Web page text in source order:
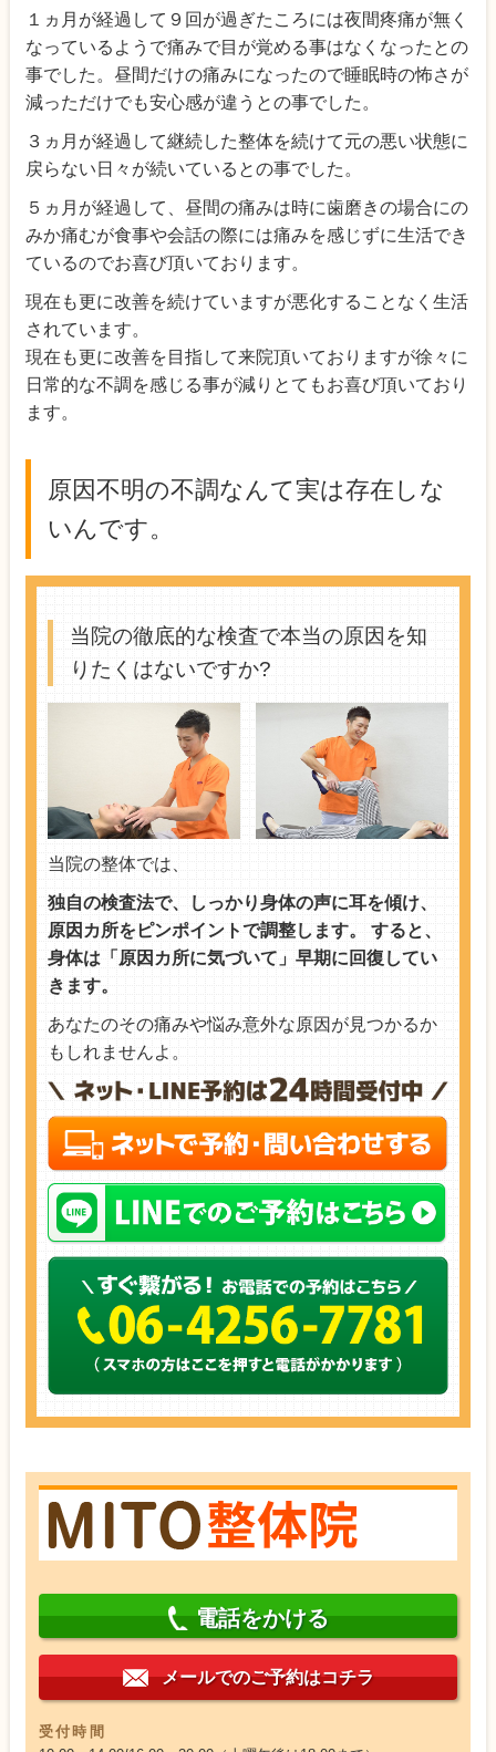
１ヵ月が経過して９回が過ぎたころには夜間疼痛が無く
なっているようで痛みで目が覚める事はなくなったとの
事でした。昼間だけの痛みになったので睡眠時の怖さが
減っただけでも安心感が違うとの事でした。
３ヵ月が経過して継続した整体を続けて元の悪い状態に
戻らない日々が続いているとの事でした。
５ヵ月が経過して、昼間の痛みは時に歯磨きの場合にの
みか痛むが食事や会話の際には痛みを感じずに生活でき
ているのでお喜び頂いております。
現在も更に改善を続けていますが悪化することなく生活
されています。
現在も更に改善を目指して来院頂いておりますが徐々に
日常的な不調を感じる事が減りとてもお喜び頂いており
ます。
原因不明の不調なんて実は存在しな
いんです。
当院の徹底的な検査で本当の原因を知
りたくはないですか?
当院の整体では、
独自の検査法で、しっかり身体の声に耳を傾け、
原因カ所をピンポイントで調整します。 すると、
身体は「原因カ所に気づいて」早期に回復してい
きます。
あなたのその痛みや悩み意外な原因が見つかるか
もしれませんよ。
電話をかける
メールでのご予約はコチラ
受付時間